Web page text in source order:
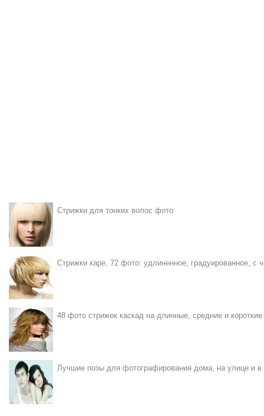
Стрижки для тонких волос фото
Стрижки каре, 72 фото: удлиненное, градуированное, с
48 фото стрижек каскад на длинные, средние и
Лучшие позы для фотографирования дома, на улице и в